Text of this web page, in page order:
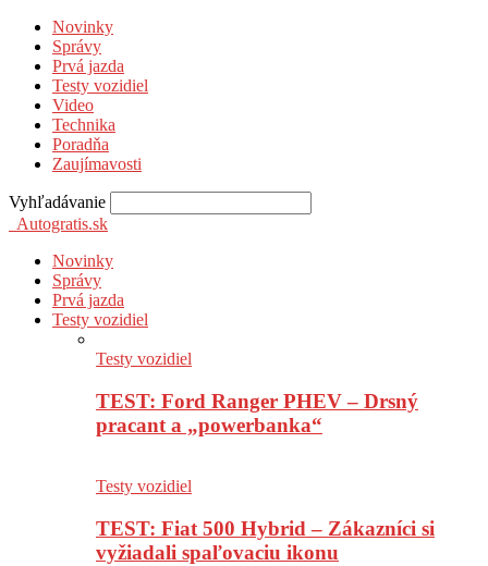
Novinky
Správy
Prvá jazda
Testy vozidiel
Video
Technika
Poradňa
Zaujímavosti
Vyhľadávanie
Autogratis.sk
Novinky
Správy
Prvá jazda
Testy vozidiel
Testy vozidiel
TEST: Ford Ranger PHEV – Drsný
pracant a „powerbanka“
Testy vozidiel
TEST: Fiat 500 Hybrid – Zákazníci si
vyžiadali spaľovaciu ikonu